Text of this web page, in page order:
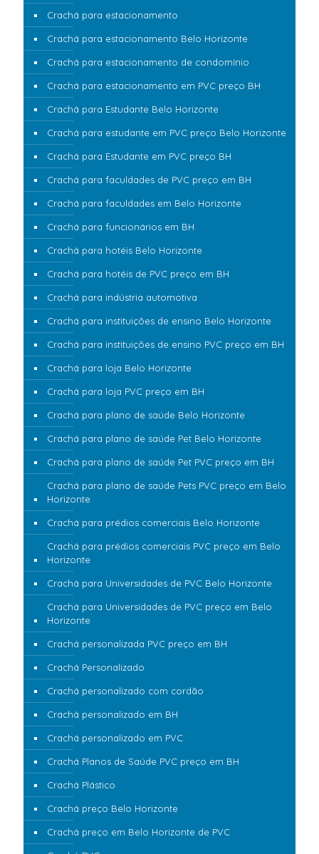
Crachá para estacionamento
Crachá para estacionamento Belo Horizonte
Crachá para estacionamento de condomínio
Crachá para estacionamento em PVC preço BH
Crachá para Estudante Belo Horizonte
Crachá para estudante em PVC preço Belo Horizonte
Crachá para Estudante em PVC preço BH
Crachá para faculdades de PVC preço em BH
Crachá para faculdades em Belo Horizonte
Crachá para funcionários em BH
Crachá para hotéis Belo Horizonte
Crachá para hotéis de PVC preço em BH
Crachá para indústria automotiva
Crachá para instituições de ensino Belo Horizonte
Crachá para instituições de ensino PVC preço em BH
Crachá para loja Belo Horizonte
Crachá para loja PVC preço em BH
Crachá para plano de saúde Belo Horizonte
Crachá para plano de saúde Pet Belo Horizonte
Crachá para plano de saúde Pet PVC preço em BH
Crachá para plano de saúde Pets PVC preço em Belo
Horizonte
Crachá para prédios comerciais Belo Horizonte
Crachá para prédios comerciais PVC preço em Belo
Horizonte
Crachá para Universidades de PVC Belo Horizonte
Crachá para Universidades de PVC preço em Belo
Horizonte
Crachá personalizada PVC preço em BH
Crachá Personalizado
Crachá personalizado com cordão
Crachá personalizado em BH
Crachá personalizado em PVC
Crachá Planos de Saúde PVC preço em BH
Crachá Plástico
Crachá preço Belo Horizonte
Crachá preço em Belo Horizonte de PVC